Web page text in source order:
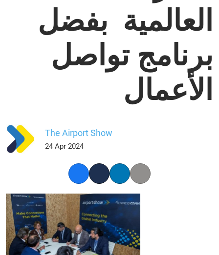
العالمية بفضل
برنامج تواصل
الأعمال
The Airport Show
24 Apr 2024
FacebookTwitterLinkedInCopy link